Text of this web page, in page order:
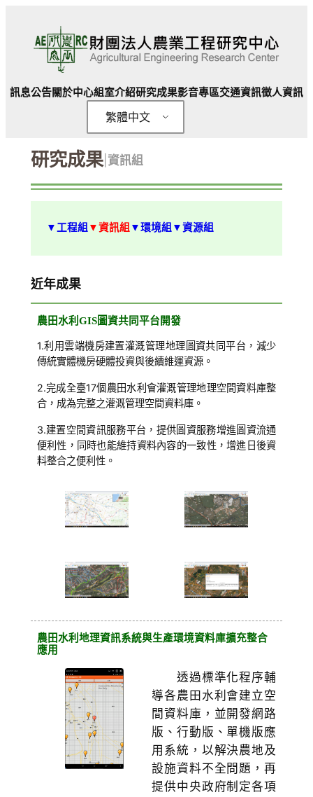
內
訊息公告關於中心組室介紹研究成果影音專區交通資訊徵人資訊
繁體中文
研究成果| 資訊組
▼工程組▼資訊組▼環境組▼資源組
近年成果
農田水利GIS圖資共同平台開發
1.利用雲端機房建置灌溉管理地理圖資共同平台，減少
傳統實體機房硬體投資與後續維運資源。
2.完成全臺17個農田水利會灌溉管理地理空間資料庫整
合，成為完整之灌溉管理空間資料庫。
3.建置空間資訊服務平台，提供圖資服務增進圖資流通
便利性，同時也能維持資料內容的一致性，增進日後資
料整合之便利性。
農田水利地理資訊系統與生產環境資料庫擴充整合
應用
透過標準化程序輔
導各農田水利會建立空
間資料庫，並開發網路
版、行動版、單機版應
用系統，以解決農地及
設施資料不全問題，再
提供中央政府制定各項